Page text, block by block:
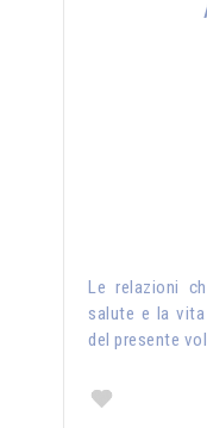
Le relazioni
salute e la
del presente